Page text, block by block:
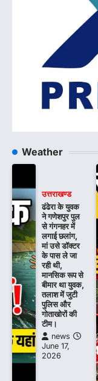
Weather
उत्तराखण्ड
ढंढेरा के युवक
ने गणेशपुर पुल
से गंगनहर में
लगाई छलांग,
मां उसे डॉक्टर
के पास ले जा
रही थी,
मानसिक रूप से
बीमार था युवक,
तलाश में जुटी
पुलिस और
गोताखोरों की
टीम।
news
June 17,
2026